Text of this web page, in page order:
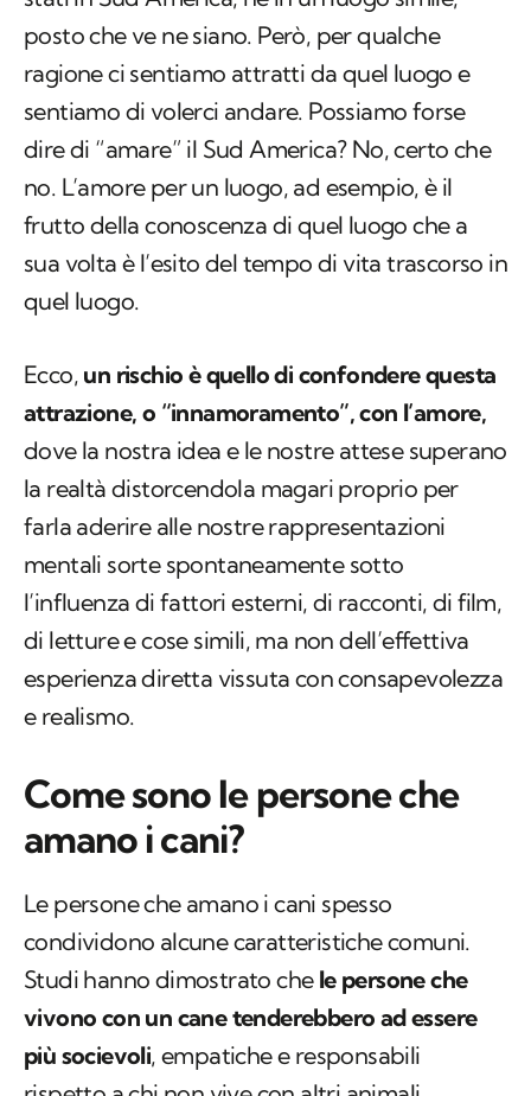
sentiamo di volerci andare. Possiamo forse
dire di “amare” il Sud America? No, certo che
no. L’amore per un luogo, ad esempio, è il
frutto della conoscenza di quel luogo che a
sua volta è l’esito del tempo di vita trascorso in
quel luogo.
Ecco,un rischio è quello di confondere questa
attrazione, o “innamoramento”, con l’amore,
la realtà distorcendola magari proprio per
farla aderire alle nostre rappresentazioni
mentali sorte spontaneamente sotto
l’influenza di fattori esterni, di racconti, di film,
di letture e cose simili, ma non dell’effettiva
esperienza diretta vissuta con consapevolezza
e realismo.
Come sono le persone che
Le persone che amano i cani spesso
condividono alcune caratteristiche comuni.
vivono con un cane tenderebbero ad essere
più socievoli , empatiche e responsabili
rispetto a chi non vive con altri animali
domestici. Questo, in teoria, non dovrebbe
sorprendere, dato che prendersi cura di un